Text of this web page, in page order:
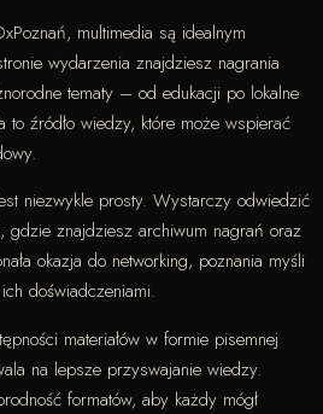
multimedia są idealnym
wydarzenia znajdziesz nagrania
tematy – od edukacji po lokalne
to źródło wiedzy, które może wspierać
niezwykle prosty. Wystarczy odwiedzić
gdzie znajdziesz archiwum nagrań oraz
okazja do networking, poznania myśli
doświadczeniami.
materiałów w formie pisemnej
na lepsze przyswajanie wiedzy.
formatów, aby każdy mógł